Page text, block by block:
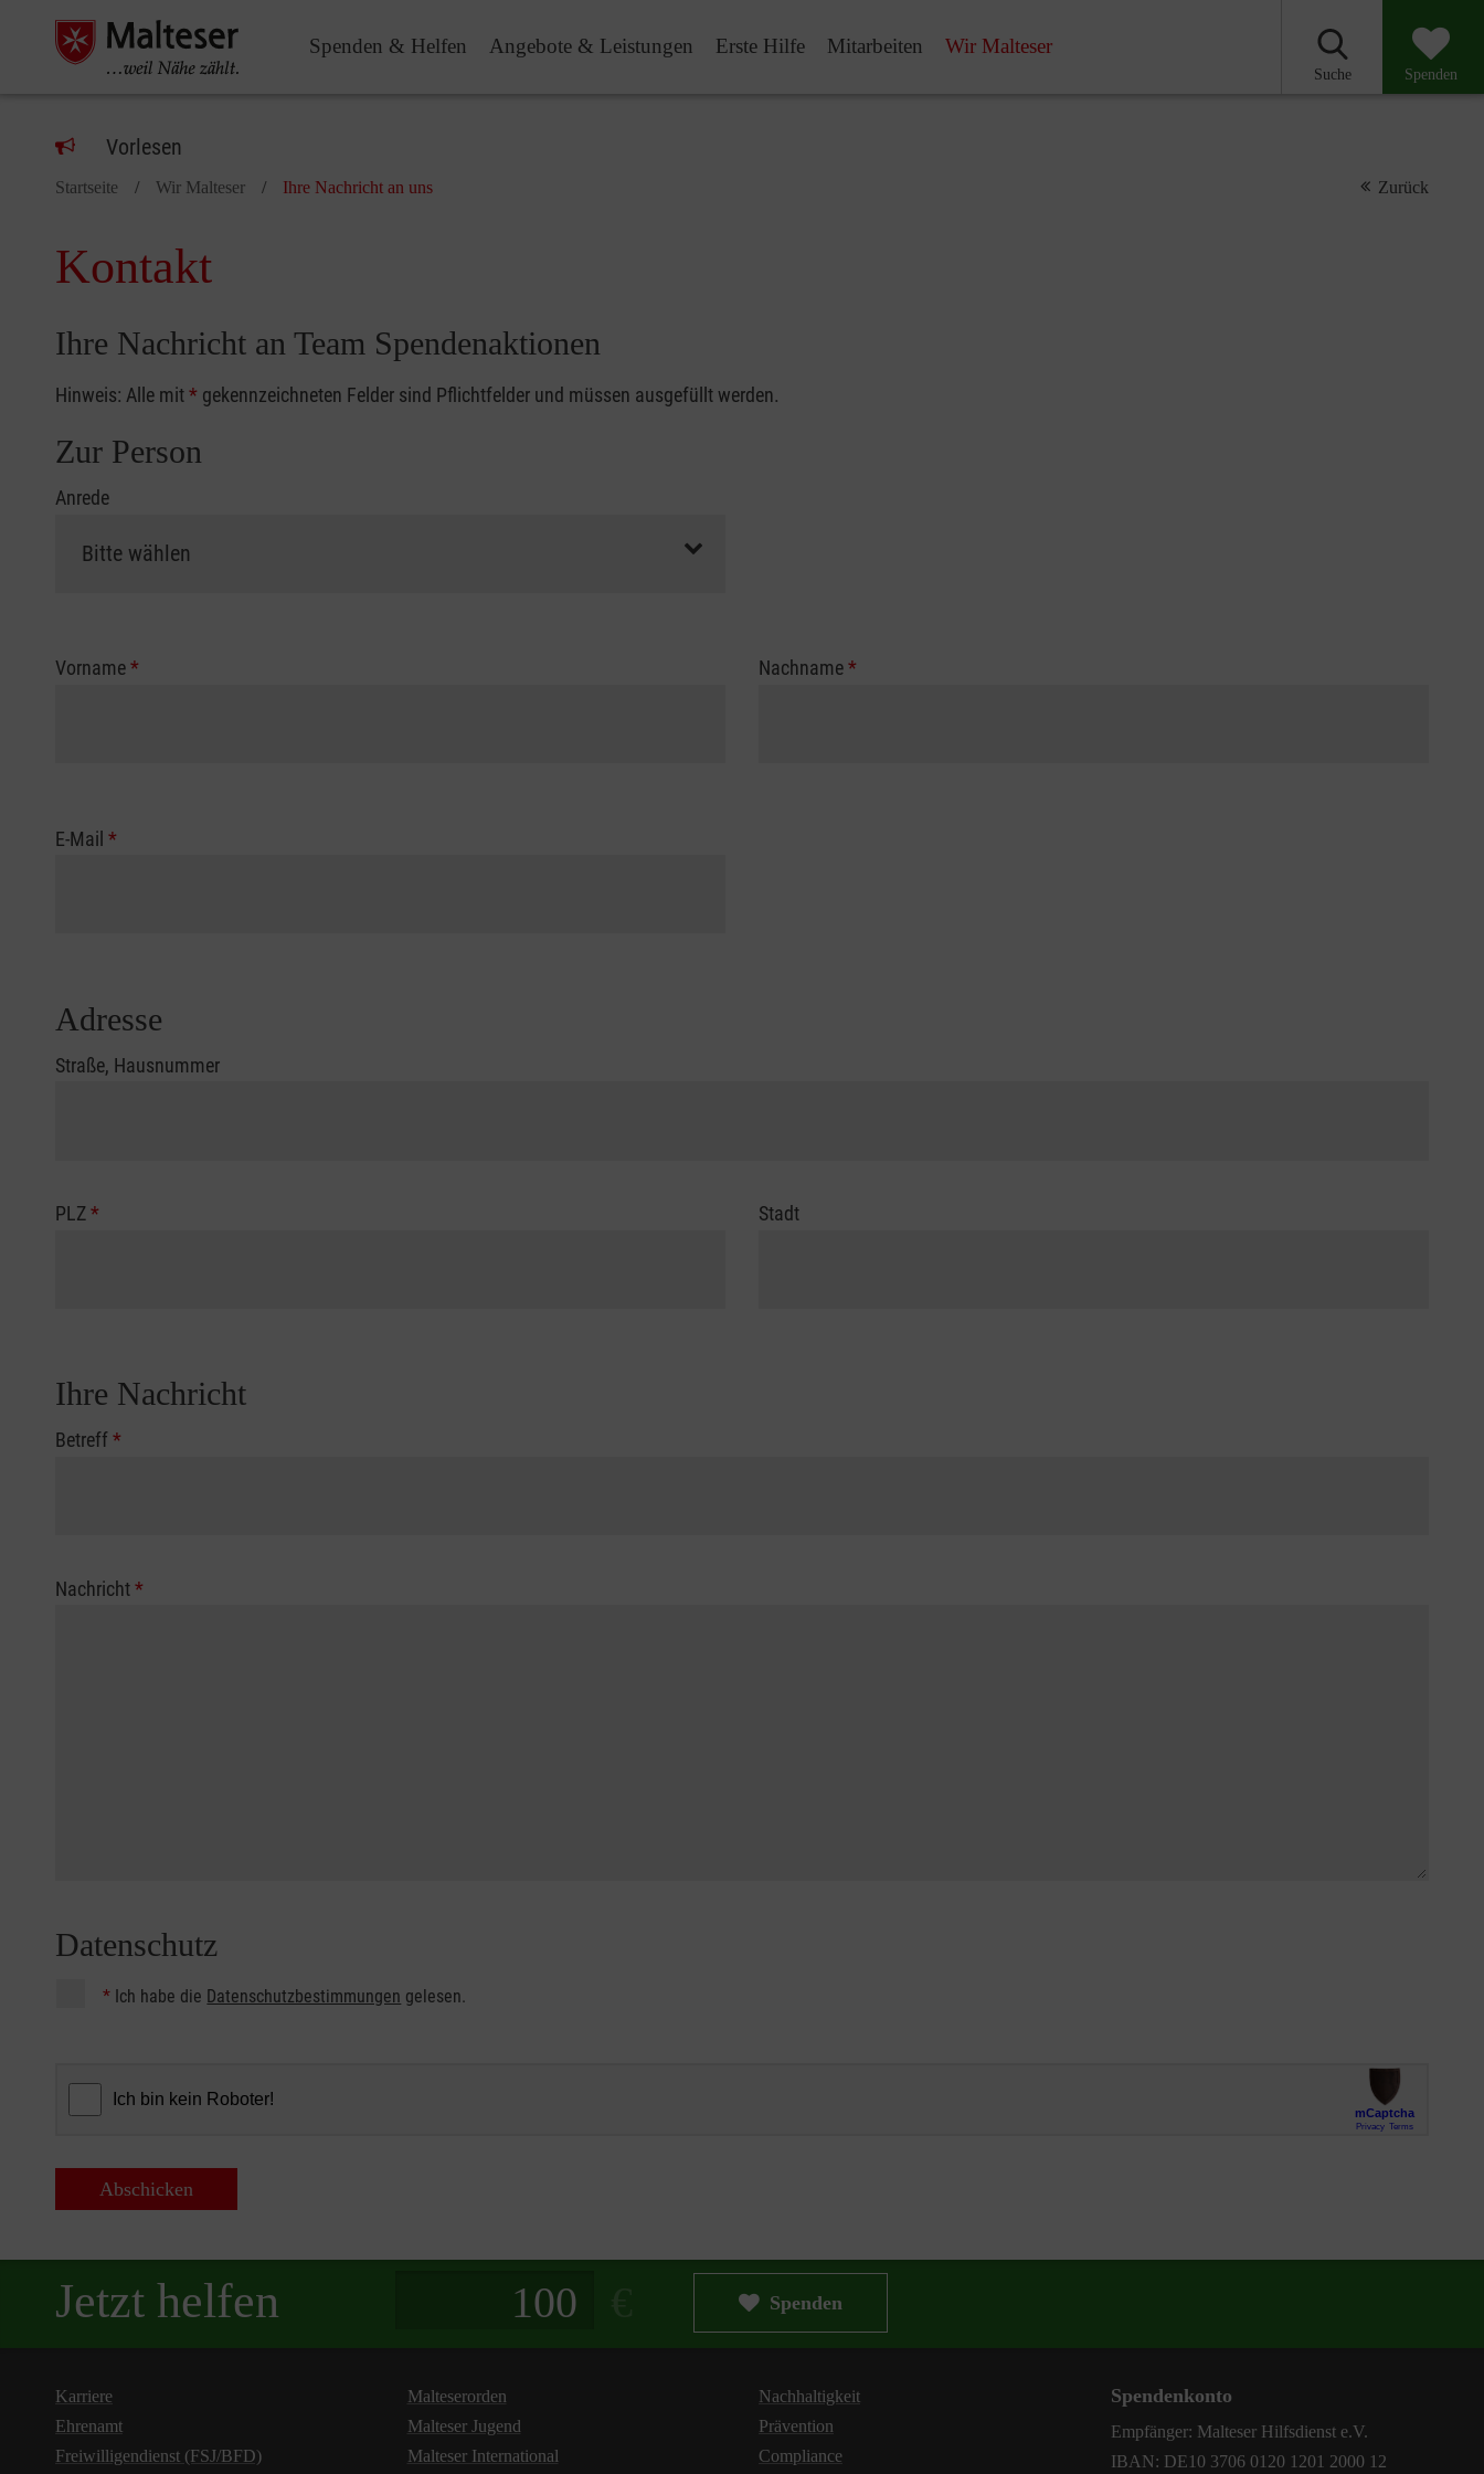
Spenden & Helfen Angebote & Leistungen Erste Hilfe Mitarbeiten Wir Malteser
Suche Spenden
Vorlesen
Startseite Wir Malteser Ihre Nachricht an uns Zurück
Kontakt
Ihre Nachricht an Team Spendenaktionen
Hinweis: Alle mit* gekennzeichneten Felder sind Pflichtfelder und müssen ausgefüllt werden.
Zur Person
Anrede
Vorname* Nachname*
E-Mail *
Adresse
Straße, Hausnummer
PLZ* Stadt
Ihre Nachricht
Betreff*
Nachricht*
Datenschutz
* Ich habe die Datenschutzbestimmungen gelesen.
Abschicken
Jetzt helfen Spenden
Karriere
Ehrenamt
Freiwilligendienst (FSJ/BFD)
Malteserorden
Malteser Jugend
Malteser International
Nachhaltigkeit
Prävention
Compliance
Spendenkonto
Empfänger: Malteser Hilfsdienst e.V.
IBAN: DE10 3706 0120 1201 2000 12